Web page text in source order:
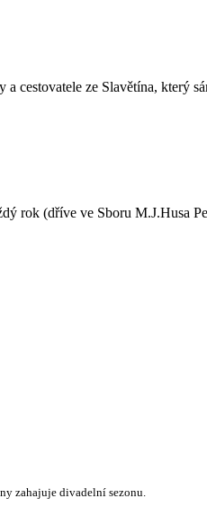
cestovatele ze Slavětína, který
rok (dříve ve Sboru M.J.Husa
zahajuje divadelní sezonu.